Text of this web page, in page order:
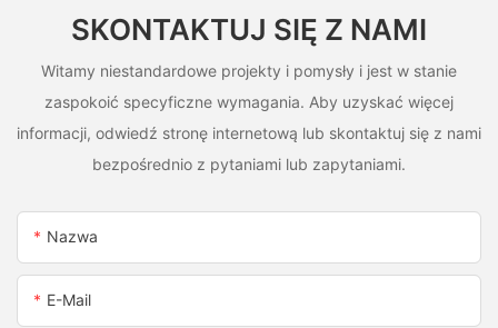
SKONTAKTUJ SIĘ Z NAMI
Witamy niestandardowe projekty i pomysły i jest w stanie
zaspokoić specyficzne wymagania. Aby uzyskać więcej
informacji, odwiedź stronę internetową lub skontaktuj się z nami
bezpośrednio z pytaniami lub zapytaniami.
Nazwa
E-Mail